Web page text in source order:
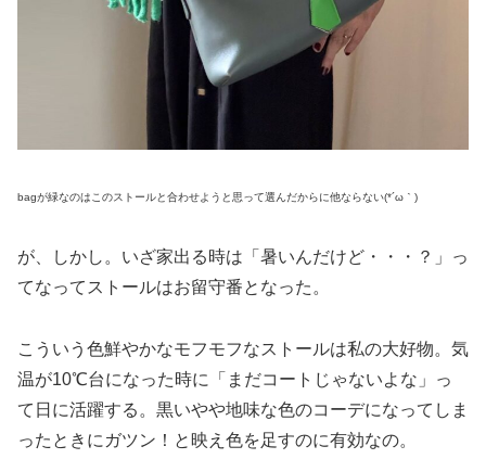
bagが緑なのはこのストールと合わせようと思って選んだからに他ならない(*´ω｀)
が、しかし。いざ家出る時は「暑いんだけど・・・？」っ
てなってストールはお留守番となった。
こういう色鮮やかなモフモフなストールは私の大好物。気
温が10℃台になった時に「まだコートじゃないよな」っ
て日に活躍する。黒いやや地味な色のコーデになってしま
ったときにガツン！と映え色を足すのに有効なの。